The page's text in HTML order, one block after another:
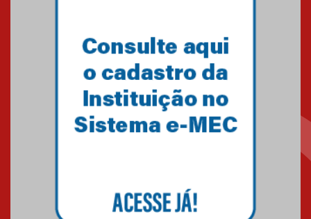
Como o Colégio Mackenzie
Brasília prepara seus
estudantes para o PAS antes
mesmo do Ensino Médio
04.08.2026